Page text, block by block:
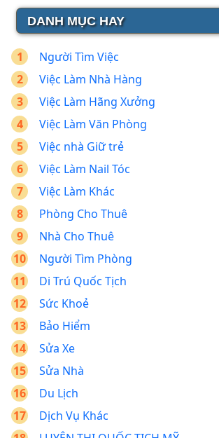
DANH MỤC HAY
Người Tìm Việc
Việc Làm Nhà Hàng
Việc Làm Hãng Xưởng
Việc Làm Văn Phòng
Việc nhà Giữ trẻ
Việc Làm Nail Tóc
Việc Làm Khác
Phòng Cho Thuê
Nhà Cho Thuê
Người Tìm Phòng
Di Trú Quốc Tịch
Sức Khoẻ
Bảo Hiểm
Sửa Xe
Sửa Nhà
Du Lịch
Dịch Vụ Khác